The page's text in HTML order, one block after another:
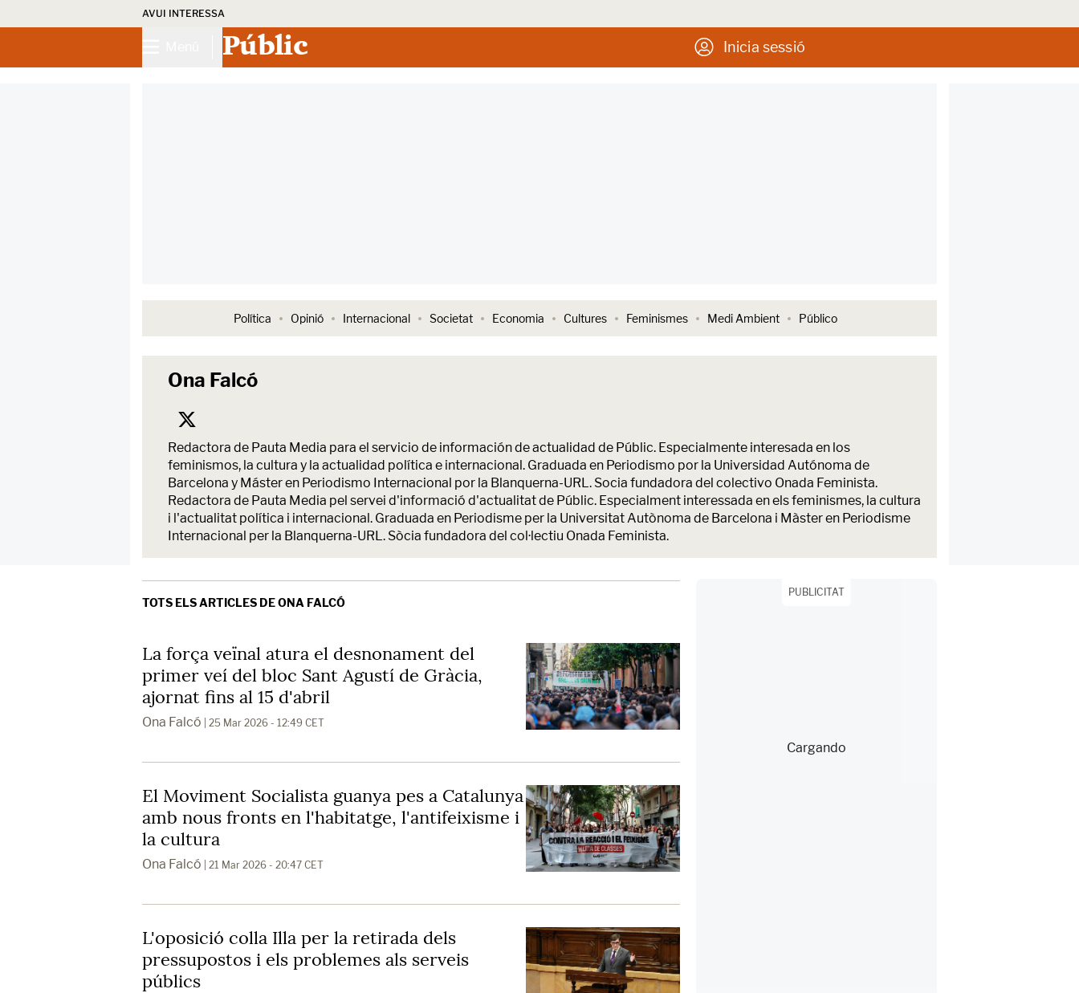
AVUI INTERESSA
Públic Inicia sessió
Política Opinió Internacional Societat Economia Cultures Feminismes Medi Ambient Público
Ona Falcó
Redactora de Pauta Media para el servicio de información de actualidad de Públic. Especialmente interesada en los
feminismos, la cultura y la actualidad política e internacional. Graduada en Periodismo por la Universidad Autónoma de
Barcelona y Máster en Periodismo Internacional por la Blanquerna-URL. Socia fundadora del colectivo Onada Feminista.
Redactora de Pauta Media pel servei d'informació d'actualitat de Públic. Especialment interessada en els feminismes, la cultura
i l'actualitat política i internacional. Graduada en Periodisme per la Universitat Autònoma de Barcelona i Màster en Periodisme
Internacional per la Blanquerna-URL. Sòcia fundadora del col·lectiu Onada Feminista.
TOTS ELS ARTICLES DE ONA FALCÓ
La força veïnal atura el desnonament del
primer veí del bloc Sant Agustí de Gràcia,
ajornat fins al 15 d'abril
Ona Falcó | 25 Mar 2026 - 12:49 CET
El Moviment Socialista guanya pes a Catalunya
amb nous fronts en l'habitatge, l'antifeixisme i
la cultura
Ona Falcó | 21 Mar 2026 - 20:47 CET
L'oposició colla Illa per la retirada dels
pressupostos i els problemes als serveis
públics
PUBLICITAT